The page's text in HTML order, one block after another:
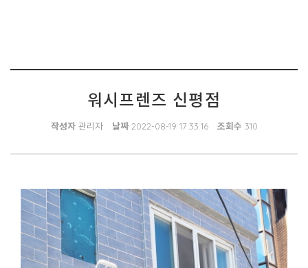
워시프렌즈 신평점
작성자관리자 날짜2022-08-19 17:33:16 조회수 310